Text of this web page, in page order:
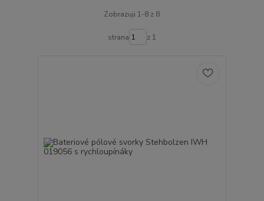
Zobrazuji 1-8 z 8
strana z 1